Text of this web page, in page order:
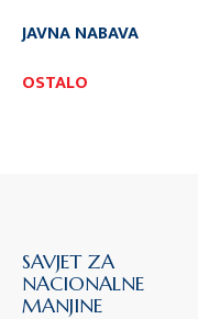
JAVNA NABAVA
OSTALO
SAVJET ZA
NACIONALNE
MANJINE